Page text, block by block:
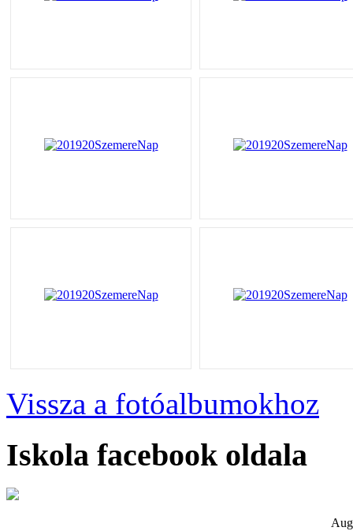
Vissza a fotóalbumokhoz
Iskola facebook oldala